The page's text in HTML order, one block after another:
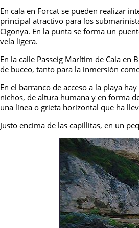
En cala en Forcat se pueden realizar
principal atractivo para los
Cigonya. En la punta se forma un
vela ligera.
En la calle Passeig Marítim de Cala en
de buceo, tanto para la inmersión
En el barranco de acceso a la playa
nichos, de altura humana y en forma
una línea o grieta horizontal que ha
Justo encima de las capillitas, en un